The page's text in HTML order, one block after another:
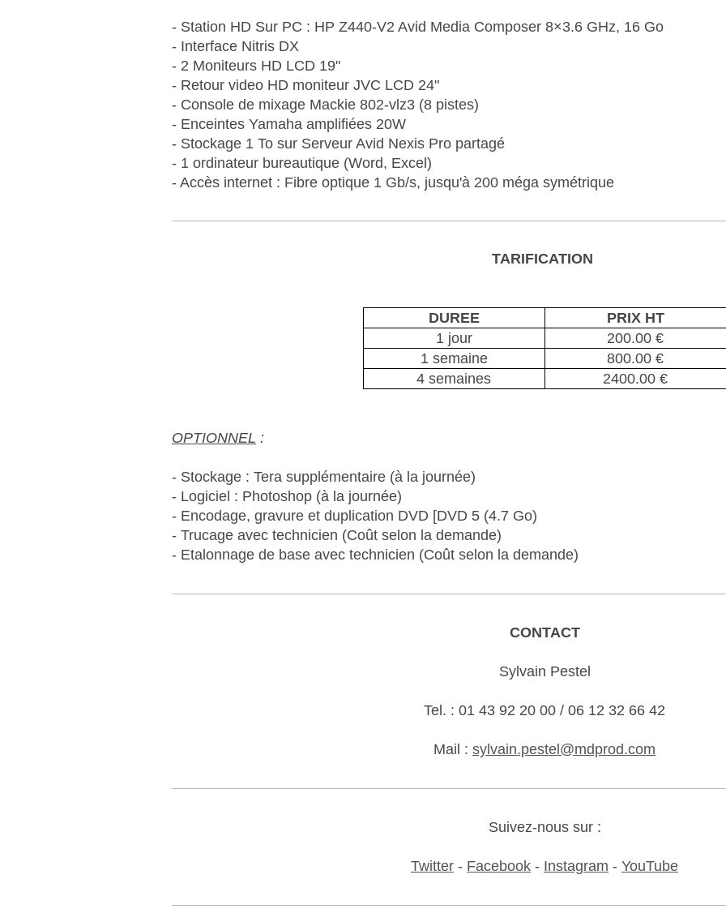
- Station HD Sur PC : HP Z440-V2 Avid Media Composer 8×3.6 GHz, 16 Go
- Interface Nitris DX
- 2 Moniteurs HD LCD 19"
- Retour video HD moniteur JVC LCD 24"
- Console de mixage Mackie 802-vlz3 (8 pistes)
- Enceintes Yamaha amplifiées 20W
- Stockage 1 To sur Serveur Avid Nexis Pro partagé
- 1 ordinateur bureautique (Word, Excel)
- Accès internet : Fibre optique 1 Gb/s, jusqu'à 200 méga symétrique
TARIFICATION
DUREE
PRIX HT
1 jour
200.00 €
1 semaine
800.00 €
4 semaines
2400.00 €
OPTIONNEL :
- Stockage : Tera supplémentaire (à la journée)
- Logiciel : Photoshop (à la journée)
- Encodage, gravure et duplication DVD [DVD 5 (4.7 Go)
- Trucage avec technicien (Coût selon la demande)
- Etalonnage de base avec technicien (Coût selon la demande)
CONTACT
Sylvain Pestel
Tel. : 01 43 92 20 00 / 06 12 32 66 42
Mail : sylvain.pestel@mdprod.com
Suivez-nous sur :
Twitter - Facebook - Instagram - YouTube